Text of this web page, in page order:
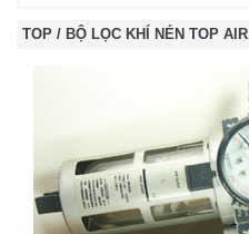
TOP / BỘ LỌC KHÍ NÉN TOP AIR